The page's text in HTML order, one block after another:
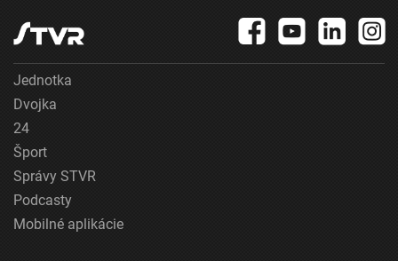
Jednotka
Dvojka
24
Šport
Správy STVR
Podcasty
Mobilné aplikácie